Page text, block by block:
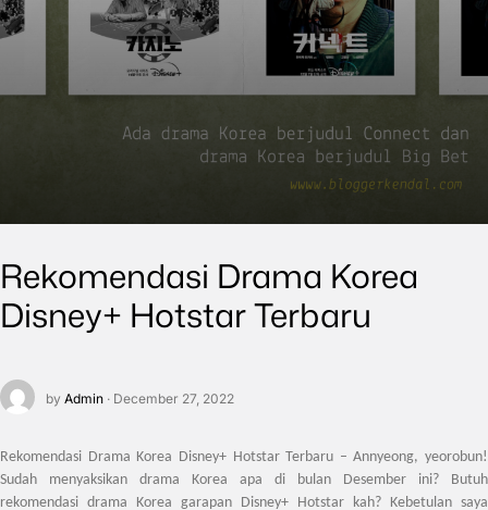
Rekomendasi Drama Korea
Disney+ Hotstar Terbaru
by Admin · December 27, 2022
Rekomendasi Drama Korea Disney+ Hotstar Terbaru – Annyeong, yeorobun!
Sudah menyaksikan drama Korea apa di bulan Desember ini? Butuh
rekomendasi drama Korea garapan Disney+ Hotstar kah? Kebetulan saya